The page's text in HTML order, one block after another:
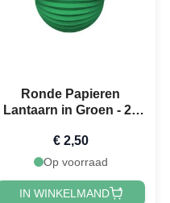
Ronde Papieren
Lantaarn in Groen - 25
€ 2,50
Op voorraad
IN WINKELMAND